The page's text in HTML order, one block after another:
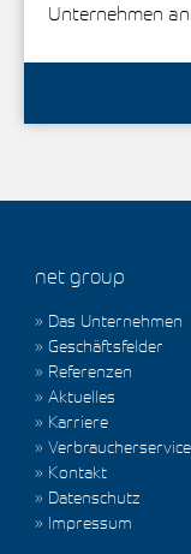
Unternehmen
net group
Das Unternehmen
Geschäftsfelder
Referenzen
Aktuelles
Karriere
Verbraucherservice
Kontakt
Datenschutz
Impressum